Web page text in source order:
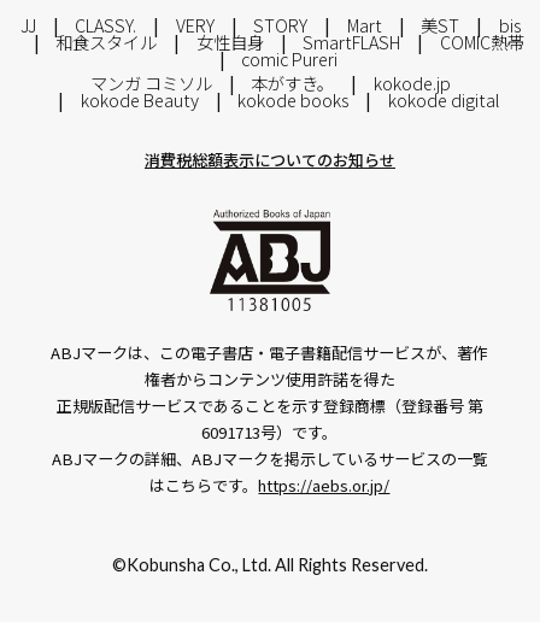
JJ CLASSY. VERY STORY Mart 美ST bis
和食スタイル 女性自身 SmartFLASH COMIC熱帯
comic Pureri
マンガ コミソル
本がすき。 kokode.jp
kokode Beauty kokode books kokode digital
消費税総額表示についてのお知らせ
ABJマークは、この電子書店・電子書籍配信サービスが、著作
権者からコンテンツ使用許諾を得た
正規版配信サービスであることを示す登録商標（登録番号 第
6091713号）です。
ABJマークの詳細、ABJマークを掲示しているサービスの一覧
はこちらです。https://aebs.or.jp/
©Kobunsha Co., Ltd. All Rights Reserved.